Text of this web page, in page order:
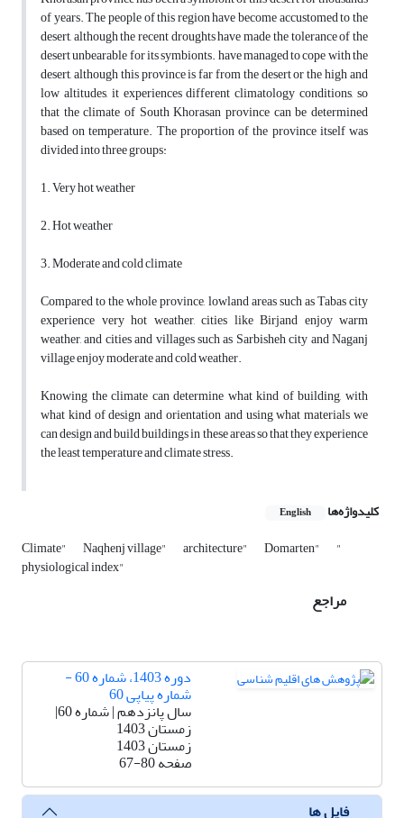
of years. The people of this region have become accustomed to the
desert, although the recent droughts have made the tolerance of the
desert unbearable for its symbionts. have managed to cope with the
desert, although this province is far from the desert or the high and
low altitudes, it experiences different climatology conditions, so
that the climate of South Khorasan province can be determined
based on temperature. The proportion of the province itself was
divided into three groups:
1. Very hot weather
2. Hot weather
3. Moderate and cold climate
Compared to the whole province, lowland areas such as Tabas city
experience very hot weather, cities like Birjand enjoy warm
weather, and cities and villages such as Sarbisheh city and Naganj
village enjoy moderate and cold weather.
Knowing the climate can determine what kind of building, with
what kind of design and orientation and using what materials we
can design and build buildings in these areas so that they experience
the least temperature and climate stress.
کلیدواژه‌ها English
Climate" Naqhenj village" architecture" Domarten" "
physiological index"
مراجع
دوره 1403، شماره 60 -
شماره پیاپی 60
سال پانزدهم | شماره 60|
زمستان 1403
زمستان 1403
صفحه67-80
فایل ها